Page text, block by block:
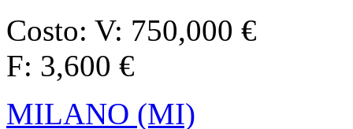
Costo: V: 750,000 €
F: 3,600 €
MILANO (MI)